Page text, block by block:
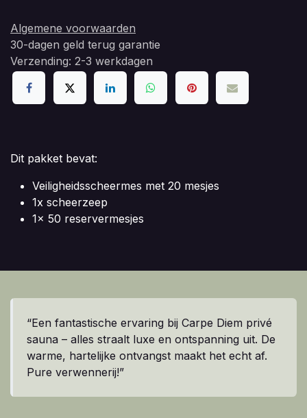
Algemene voorwaarden
30-dagen geld terug garantie
Verzending: 2-3 werkdagen
Dit pakket bevat:
Veiligheidsscheermes met 20 mesjes
1x scheerzeep
1x 50 reservermesjes
“Een fantastische ervaring bij Carpe Diem privé
sauna – alles straalt luxe en ontspanning uit. De
warme, hartelijke ontvangst maakt het echt af.
Pure verwennerij!”